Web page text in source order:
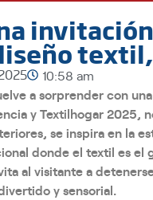
10:58 am
a sorprender con
y Textilhogar 2025,
se inspira en la
donde el textil es el
al visitante a
y sensorial.